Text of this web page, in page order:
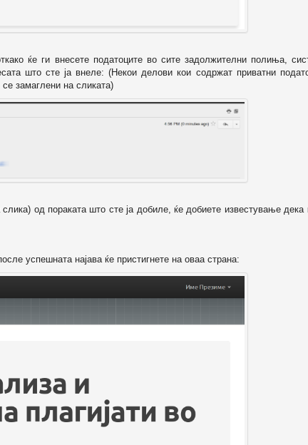
ќе ги внесете податоците во сите задолжителни полиња,
што сте ја внеле: (Некои делови кои содржат приватни
замаглени на сликата)
од пораката што сте ја добиле, ќе добиете известување дека
успешната најава ќе пристигнете на оваа страна: